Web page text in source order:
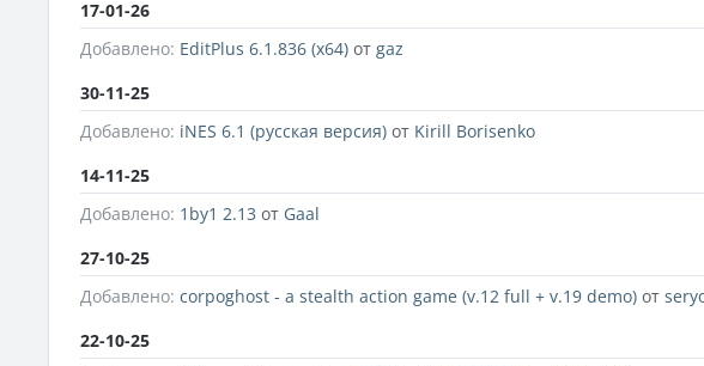
17-01-26
Добавлено: EditPlus 6.1.836 (x64) от gaz
30-11-25
Добавлено: iNES 6.1 (русская версия) от Kirill Borisenko
14-11-25
Добавлено: 1by1 2.13 от Gaal
27-10-25
Добавлено: corpoghost - a stealth action game (v.12 full + v.19 demo) от
22-10-25